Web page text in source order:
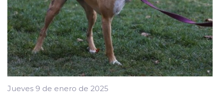
Jueves 9 de enero de 2025